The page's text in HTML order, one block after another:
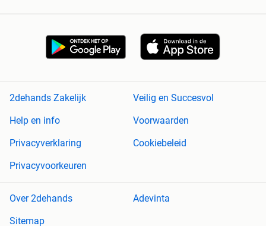
2dehands Zakelijk
Veilig en Succesvol
Help en info
Voorwaarden
Privacyverklaring
Cookiebeleid
Privacyvoorkeuren
Over 2dehands
Adevinta
Sitemap